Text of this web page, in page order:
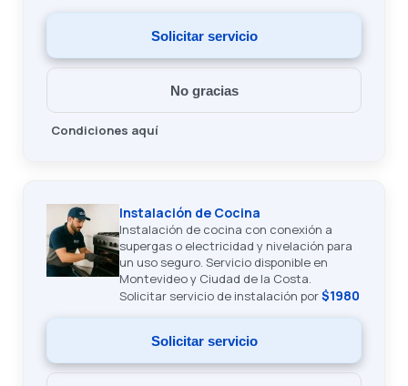
Solicitar servicio
No gracias
Condiciones aquí
Instalación de Cocina
Instalación de cocina con conexión a
supergas o electricidad y nivelación para
un uso seguro. Servicio disponible en
Montevideo y Ciudad de la Costa.
Solicitar servicio de instalación por$1980
Solicitar servicio